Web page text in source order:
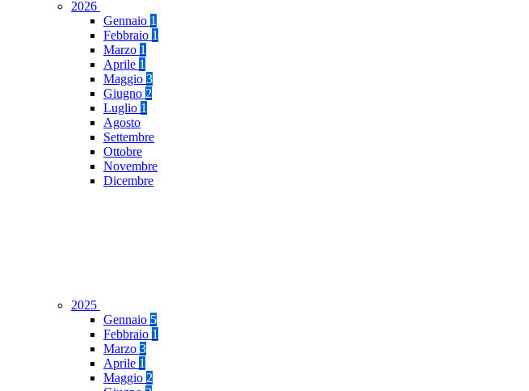
2026
Gennaio 1
Febbraio 1
Marzo 1
Aprile 1
Maggio 3
Giugno 2
Luglio 1
Agosto
Settembre
Ottobre
Novembre
Dicembre
2025
Gennaio 5
Febbraio 1
Marzo 3
Aprile 1
Maggio 2